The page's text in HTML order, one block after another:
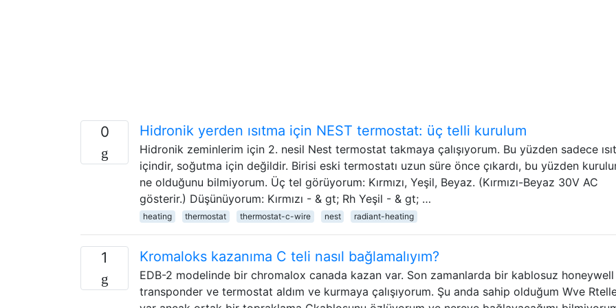
0 Hidronik yerden ısıtma için NEST termostat: üç telli kurulum
Hidronik zeminlerim için 2. nesil Nest termostat takmaya çalışıyorum. Bu yüzden sadece
içindir, soğutma için değildir. Birisi eski termostatı uzun süre önce çıkardı, bu yüzden
ne olduğunu bilmiyorum. Üç tel görüyorum: Kırmızı, Yeşil, Beyaz. (Kırmızı-Beyaz 30V AC
gösterir.) Düşünüyorum: Kırmızı - & gt; Rh Yeşil - & gt; …
heating thermostat thermostat-c-wire nest radiant-heating
1 Kromaloks kazanıma C teli nasıl bağlamalıyım?
EDB-2 modelinde bir chromalox canada kazan var. Son zamanlarda bir kablosuz honeywell
transponder ve termostat aldım ve kurmaya çalışıyorum. Şu anda sahip olduğum Wve